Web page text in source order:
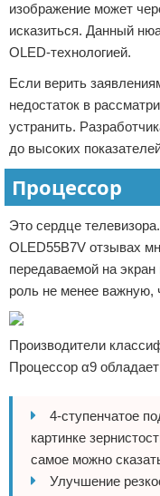
изображение может
исказиться. Данный
OLED-технологией.
Если верить
недостаток в
устранить.
до высоких
Процессор
Это сердце
OLED55B7V отзывах
передаваемой на экран
роль не менее важную,
Производители
Процессор α9
4-ступенчатое
картинке
самое можно
Улучшение